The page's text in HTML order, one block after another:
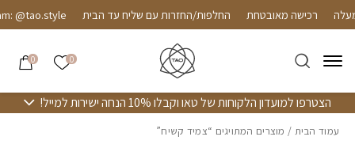
Skip to Contentרכישה מאובטחת החלפות/החזרות עם שליח עד הבית @tao.style
0 הרשימה
0
הצטרפו למועדון הלקוחות של טאו וקבלו 10% הנחה ישירות למייל!
עמוד הבית / מוצרים המתויגים “צמיד קשיח”
בחזרה למעלה